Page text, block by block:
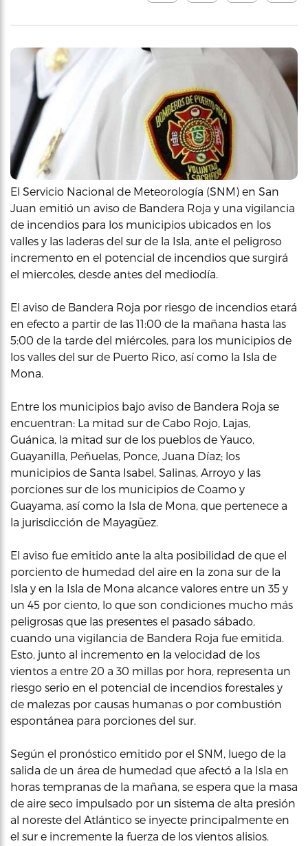
El Servicio Nacional de Meteorología (SNM) en San
Juan emitió un aviso de Bandera Roja y una vigilancia
de incendios para los municipios ubicados en los
valles y las laderas del sur de la Isla, ante el peligroso
incremento en el potencial de incendios que surgirá
el miercoles, desde antes del mediodía.
El aviso de Bandera Roja por riesgo de incendios etará
en efecto a partir de las 11:00 de la mañana hasta las
5:00 de la tarde del miércoles, para los municipios de
los valles del sur de Puerto Rico, así como la Isla de
Mona.
Entre los municipios bajo aviso de Bandera Roja se
encuentran: La mitad sur de Cabo Rojo, Lajas,
Guánica, la mitad sur de los pueblos de Yauco,
Guayanilla, Peñuelas, Ponce, Juana Díaz; los
municipios de Santa Isabel, Salinas, Arroyo y las
porciones sur de los municipios de Coamo y
Guayama, así como la Isla de Mona, que pertenece a
la jurisdicción de Mayagüez.
El aviso fue emitido ante la alta posibilidad de que el
porciento de humedad del aire en la zona sur de la
Isla y en la Isla de Mona alcance valores entre un 35 y
un 45 por ciento, lo que son condiciones mucho más
peligrosas que las presentes el pasado sábado,
cuando una vigilancia de Bandera Roja fue emitida.
Esto, junto al incremento en la velocidad de los
vientos a entre 20 a 30 millas por hora, representa un
riesgo serio en el potencial de incendios forestales y
de malezas por causas humanas o por combustión
espontánea para porciones del sur.
Según el pronóstico emitido por el SNM, luego de la
salida de un área de humedad que afectó a la Isla en
horas tempranas de la mañana, se espera que la masa
de aire seco impulsado por un sistema de alta presión
al noreste del Atlántico se inyecte principalmente en
el sur e incremente la fuerza de los vientos alisios.